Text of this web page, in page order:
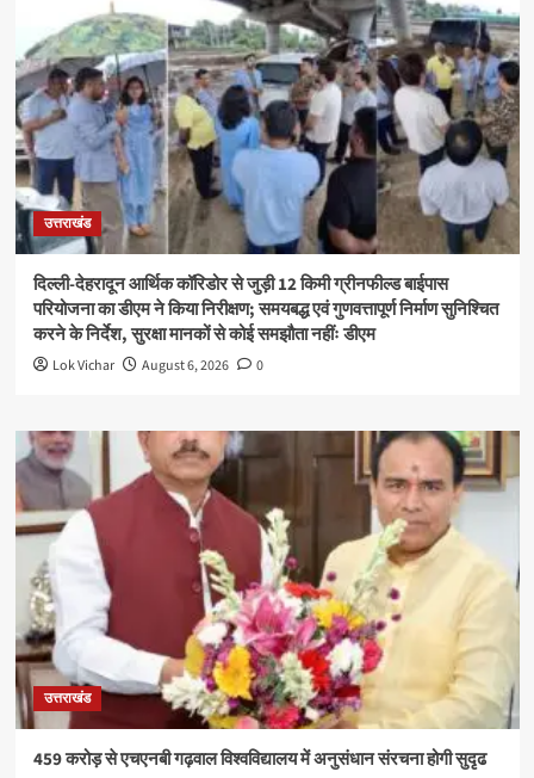
उत्तराखंड
दिल्ली-देहरादून आर्थिक कॉरिडोर से जुड़ी 12 किमी ग्रीनफील्ड बाईपास
परियोजना का डीएम ने किया निरीक्षण; समयबद्ध एवं गुणवत्तापूर्ण निर्माण सुनिश्चित
करने के निर्देश, सुरक्षा मानकों से कोई समझौता नहींः डीएम
Lok Vichar August 6, 2026 0
उत्तराखंड
459 करोड़ से एचएनबी गढ़वाल विश्वविद्यालय में अनुसंधान संरचना होगी सुदृढ